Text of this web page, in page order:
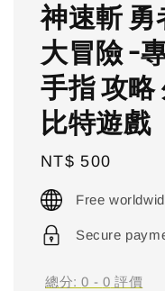
神速斬 勇
大冒險 -
手指 攻略
比特遊戲
Regular
price
NT$ 500
Free
Secure
總分:0 - 0 評價